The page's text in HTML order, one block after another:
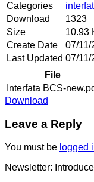
Categories
Download
1323
Size
10.93
Create Date
07/11/
Last Updated 07/11/
File
Interfata BCS-
Download
Leave a Reply
You must be logged
Newsletter: